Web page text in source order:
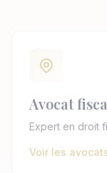
Avocat
Expert en droit
Voir les